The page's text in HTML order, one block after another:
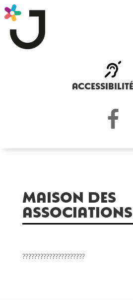
Maison des
associations
?????????????????????